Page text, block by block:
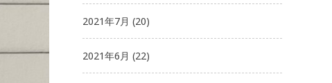
2021年7月 (20)
2021年6月 (22)